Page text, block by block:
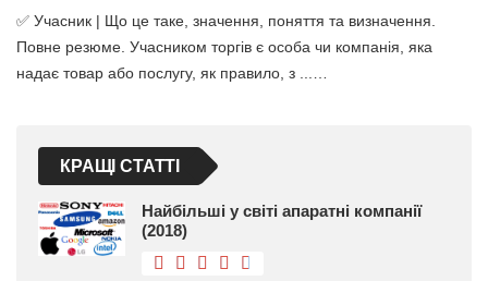
✅ Учасник | Що це таке, значення, поняття та визначення.
Повне резюме. Учасником торгів є особа чи компанія, яка
надає товар або послугу, як правило, з ...…
КРАЩІ СТАТТІ
Найбільші у світі апаратні компанії
(2018)